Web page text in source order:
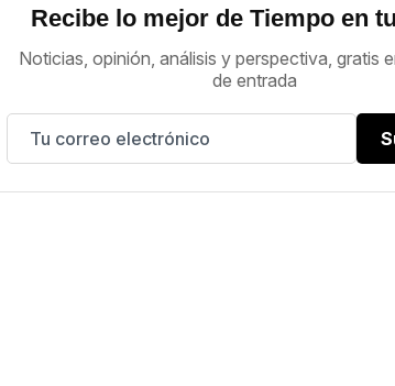
Recibe lo mejor de Tiempo en
Noticias, opinión, análisis y perspectiva, gratis
de entrada